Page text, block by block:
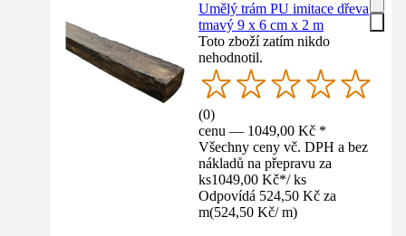
Umělý trám PU imitace dřeva
tmavý 9 x 6 cm x 2 m
Toto zboží zatím nikdo
nehodnotil.
(0)
cenu — 1049,00 Kč *
Všechny ceny vč. DPH a bez
nákladů na přepravu za
ks1049,00 Kč*/ ks
Odpovídá 524,50 Kč za
m(524,50 Kč/ m)